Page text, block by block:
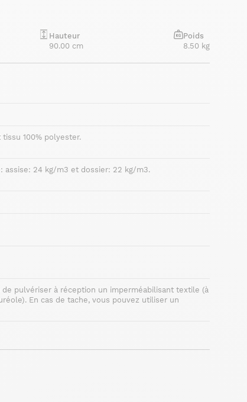
Hauteur
90.00 cm
Poids
8.50 kg
100% polyester.
assise: 24 kg/m3 et dossier: 22 kg/m3.
pulvériser à réception un imperméabilisant textile (à
En cas de tache, vous pouvez utiliser un